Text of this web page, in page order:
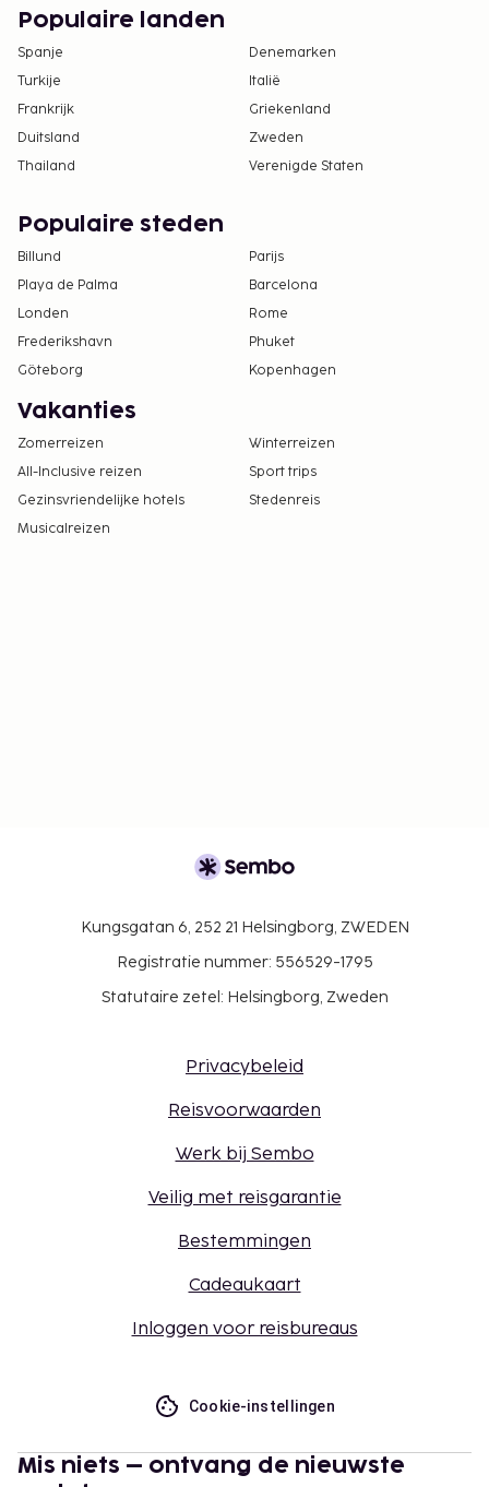
Populaire landen
Spanje
Denemarken
Turkije
Italië
Frankrijk
Griekenland
Duitsland
Zweden
Thailand
Verenigde Staten
Populaire steden
Billund
Parijs
Playa de Palma
Barcelona
Londen
Rome
Frederikshavn
Phuket
Göteborg
Kopenhagen
Vakanties
Zomerreizen
Winterreizen
All-Inclusive reizen
Sport trips
Gezinsvriendelijke hotels
Stedenreis
Musicalreizen
Kungsgatan 6, 252 21 Helsingborg, ZWEDEN
Registratie nummer: 556529-1795
Statutaire zetel: Helsingborg, Zweden
Privacybeleid
Reisvoorwaarden
Werk bij Sembo
Veilig met reisgarantie
Bestemmingen
Cadeaukaart
Inloggen voor reisbureaus
Cookie-instellingen
Mis niets – ontvang de nieuwste